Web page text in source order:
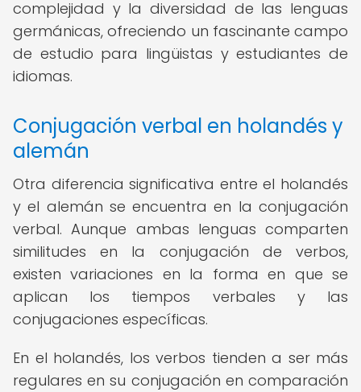
complejidad y la diversidad de las lenguas
germánicas, ofreciendo un fascinante campo
de estudio para lingüistas y estudiantes de
idiomas.
Conjugación verbal en holandés y
alemán
Otra diferencia significativa entre el holandés
y el alemán se encuentra en la conjugación
verbal. Aunque ambas lenguas comparten
similitudes en la conjugación de verbos,
existen variaciones en la forma en que se
aplican los tiempos verbales y las
conjugaciones específicas.
En el holandés, los verbos tienden a ser más
regulares en su conjugación en comparación